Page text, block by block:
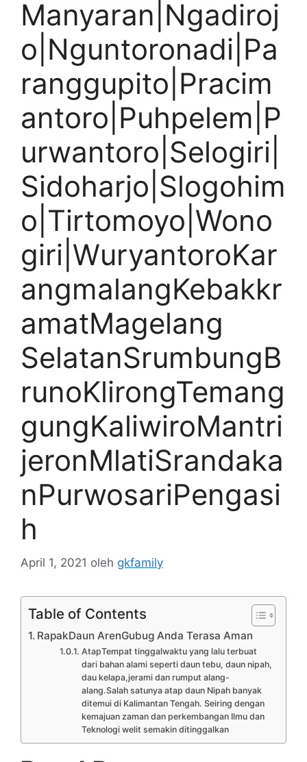
Manyaran|Ngadiroj
o|Nguntoronadi|Pa
ranggupito|Pracim
antoro|Puhpelem|P
urwantoro|Selogiri|
Sidoharjo|Slogohim
o|Tirtomoyo|Wono
giri|WuryantoroKar
angmalangKebakkr
amatMagelang
SelatanSrumbungB
runoKlirongTemang
gungKaliwiroMantri
jeronMlatiSrandaka
nPurwosariPengasi
h
April 1, 2021 oleh gkfamily
Table of Contents
RapakDaun ArenGubug Anda Terasa Aman
AtapTempat tinggalwaktu yang lalu terbuat
dari bahan alami seperti daun tebu, daun nipah,
dau kelapa,jerami dan rumput alang-
alang.Salah satunya atap daun Nipah banyak
ditemui di Kalimantan Tengah. Seiring dengan
kemajuan zaman dan perkembangan Ilmu dan
Teknologi welit semakin ditinggalkan